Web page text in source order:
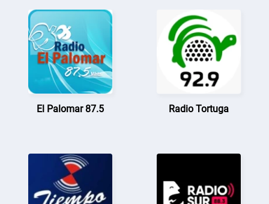
El Palomar 87.5 Radio Tortuga